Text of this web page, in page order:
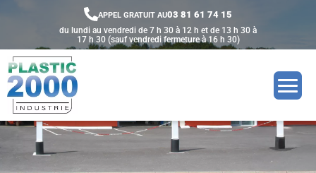
APPEL GRATUIT AU03 81 61 74 15
du lundi au vendredi de 7 h 30 à 12 h et de 13 h 30 à
17 h 30 (sauf vendredi fermeture à 16 h 30)
Panneau de gestion des cookies